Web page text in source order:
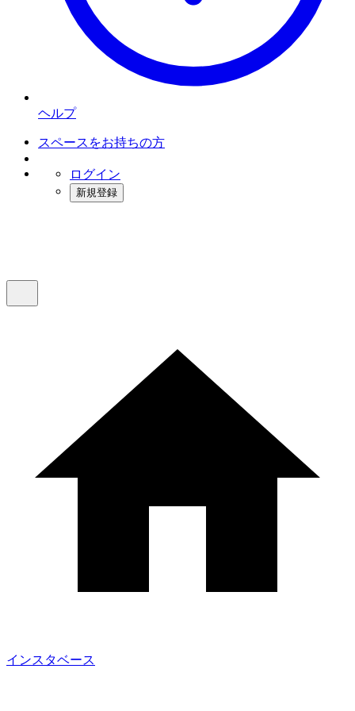
ヘルプ
スペースをお持ちの方
ログイン
新規登録
インスタベース